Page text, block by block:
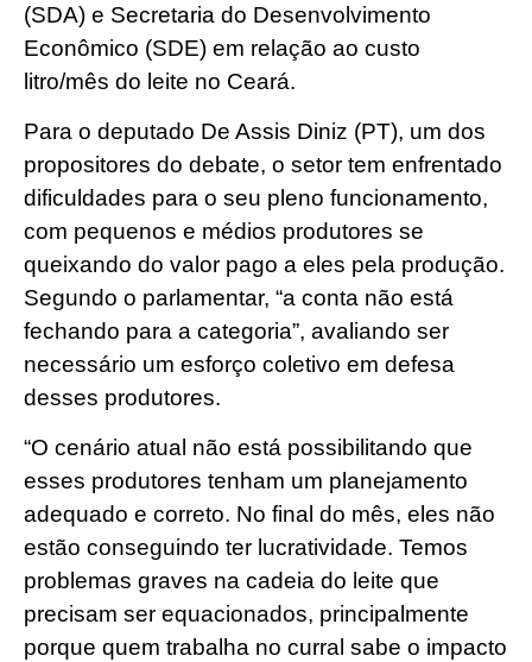
(SDA) e Secretaria do Desenvolvimento
Econômico (SDE) em relação ao custo
litro/mês do leite no Ceará.
Para o deputado De Assis Diniz (PT), um dos
propositores do debate, o setor tem enfrentado
dificuldades para o seu pleno funcionamento,
com pequenos e médios produtores se
queixando do valor pago a eles pela produção.
Segundo o parlamentar, “a conta não está
fechando para a categoria”, avaliando ser
necessário um esforço coletivo em defesa
desses produtores.
“O cenário atual não está possibilitando que
esses produtores tenham um planejamento
adequado e correto. No final do mês, eles não
estão conseguindo ter lucratividade. Temos
problemas graves na cadeia do leite que
precisam ser equacionados, principalmente
porque quem trabalha no curral sabe o impacto